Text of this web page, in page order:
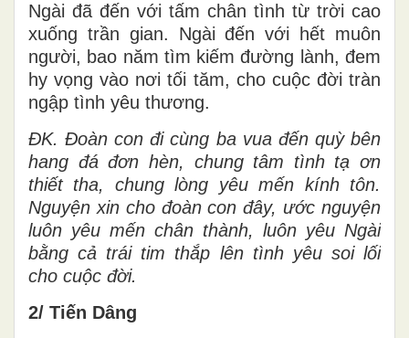
Ngài đã đến với tấm chân tình từ trời cao
xuống trần gian. Ngài đến với hết muôn
người, bao năm tìm kiếm đường lành, đem
hy vọng vào nơi tối tăm, cho cuộc đời tràn
ngập tình yêu thương.
ĐK. Đoàn con đi cùng ba vua đến quỳ bên
hang đá đơn hèn, chung tâm tình tạ ơn
thiết tha, chung lòng yêu mến kính tôn.
Nguyện xin cho đoàn con đây, ước nguyện
luôn yêu mến chân thành, luôn yêu Ngài
bằng cả trái tim thắp lên tình yêu soi lối
cho cuộc đời.
2/ Tiến Dâng